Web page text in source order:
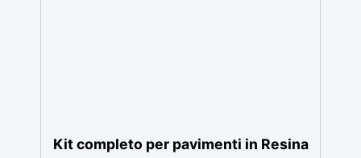
Kit completo per pavimenti in Resina